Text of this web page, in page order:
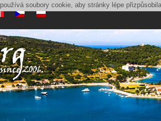
soubory cookie, aby stránky lépe